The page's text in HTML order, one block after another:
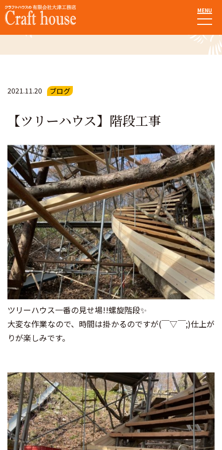
MENU
お知らせ・ブログ
2021.11.20 ブログ
【ツリーハウス】階段工事
ツリーハウス一番の見せ場!!螺旋階段✨
大変な作業なので、時間は掛かるのですが(￣▽￣;)仕上が
りが楽しみです。